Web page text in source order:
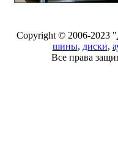
Copyright © 2006-2023 "
шины, диски,
Все права